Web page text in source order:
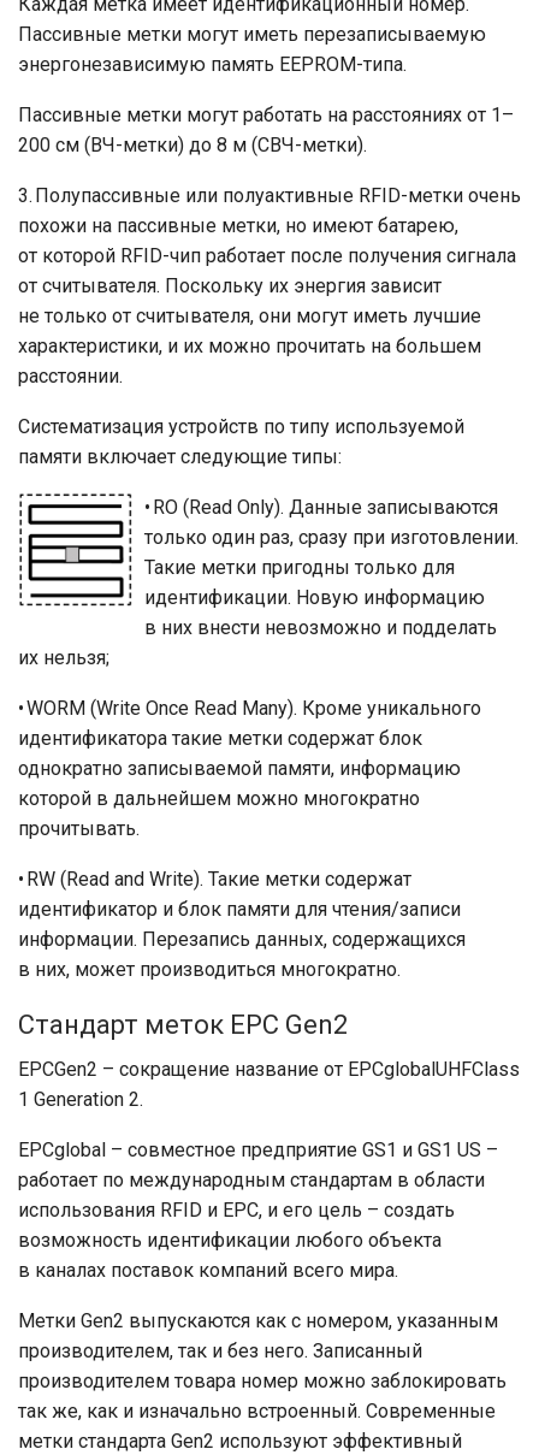
Пассивные метки могут иметь перезаписываемую
энергонезависимую память EEPROM-типа.
Пассивные метки могут работать на расстояниях от 1–
200 см (ВЧ-метки) до 8 м (СВЧ-метки).
3. Полупассивные или полуактивные RFID-метки очень
похожи на пассивные метки, но имеют батарею,
от которой RFID-чип работает после получения сигнала
от считывателя. Поскольку их энергия зависит
не только от считывателя, они могут иметь лучшие
характеристики, и их можно прочитать на большем
расстоянии.
Систематизация устройств по типу используемой
памяти включает следующие типы:
• RO (Read Only). Данные записываются
только один раз, сразу при изготовлении.
Такие метки пригодны только для
идентификации. Новую информацию
в них внести невозможно и подделать
их нельзя;
• WORM (Write Once Read Many). Кроме уникального
идентификатора такие метки содержат блок
однократно записываемой памяти, информацию
которой в дальнейшем можно многократно
прочитывать.
• RW (Read and Write). Такие метки содержат
идентификатор и блок памяти для чтения/записи
информации. Перезапись данных, содержащихся
в них, может производиться многократно.
Стандарт меток EPC Gen2
EPCGen2 – сокращение название от EPCglobalUHFClass
1 Generation 2.
EPCglobal – совместное предприятие GS1 и GS1 US –
работает по международным стандартам в области
использования RFID и EPC, и его цель – создать
возможность идентификации любого объекта
в каналах поставок компаний всего мира.
Метки Gen2 выпускаются как с номером, указанным
производителем, так и без него. Записанный
производителем товара номер можно заблокировать
так же, как и изначально встроенный. Современные
метки стандарта Gen2 используют эффективный